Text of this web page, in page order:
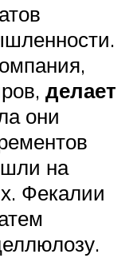
делает
они
на
Фекалии